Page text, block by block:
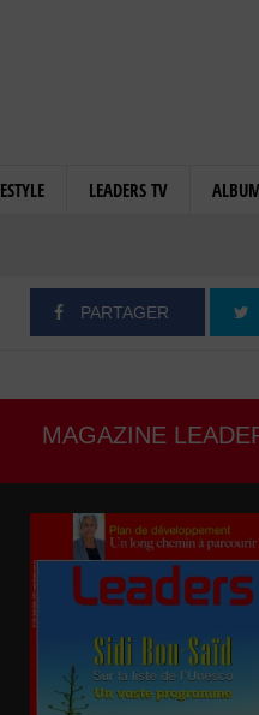
LEADERS TV
PARTAGER
MAGAZINE